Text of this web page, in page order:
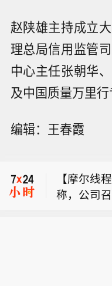
赵陕雄主持成立
理总局信用监管
中心主任张朝华
及中国质量万里
编辑：王春霞
权变更事
可转换公
【摩尔线
称，公司